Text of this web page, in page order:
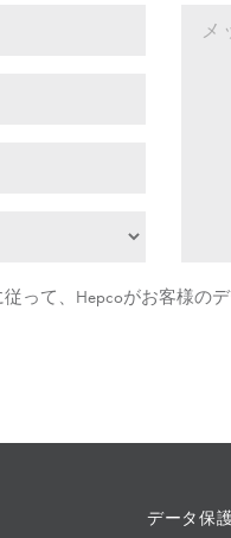
って、Hepcoがお客様の
データ保